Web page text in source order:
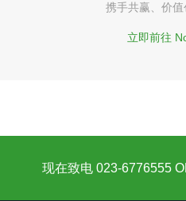
携手共赢、价
立即前往
现在致电 023-6776555